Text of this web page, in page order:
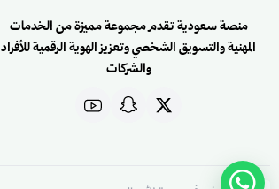
منصة سعودية تقدم مجموعة مميزة من الخدمات
المهنية والتسويق الشخصي وتعزيز الهوية الرقمية للأفراد
والشركات